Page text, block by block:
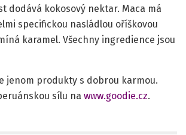
dodává kokosový nektar. Maca má
specifickou nasládlou oříškovou
karamel. Všechny ingredience jsou
jenom produkty s dobrou karmou.
sílu na www.goodie.cz.